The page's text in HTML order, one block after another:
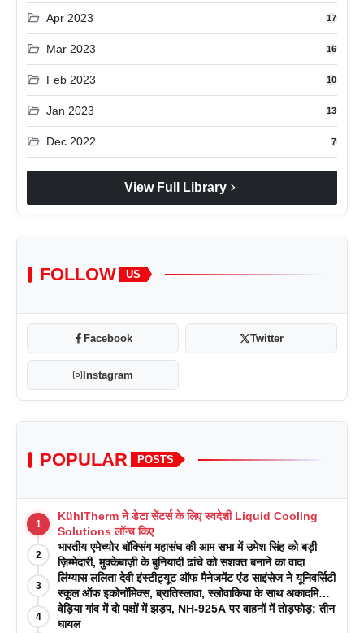
folder_open Apr 2023 17
folder_open Mar 2023 16
folder_open Feb 2023 10
folder_open Jan 2023 13
folder_open Dec 2022 7
View Full Library chevron_right
FOLLOW US
Facebook Twitter
Instagram
POPULAR POSTS
1
KühlTherm ने डेटा सेंटर्स के लिए स्वदेशी Liquid Cooling
Solutions लॉन्च किए
2
भारतीय एमेच्योर बॉक्सिंग महासंघ की आम सभा में उमेश सिंह को बड़ी
ज़िम्मेदारी, मुक्केबाज़ी के बुनियादी ढांचे को सशक्त बनाने का वादा
3
लिंग्यास ललिता देवी इंस्टीट्यूट ऑफ मैनेजमेंट एंड साइंसेज ने यूनिवर्सिटी
स्कूल ऑफ इकोनॉमिक्स, ब्रातिस्लावा, स्लोवाकिया के साथ अकादमिक
पत्रिकाओं में प्रकाशन रणनीतियों पर एक दिवसीय कार्यशाला का
आयोजन किया
4
वेड़िया गांव में दो पक्षों में झड़प, NH-925A पर वाहनों में तोड़फोड़; तीन
घायल